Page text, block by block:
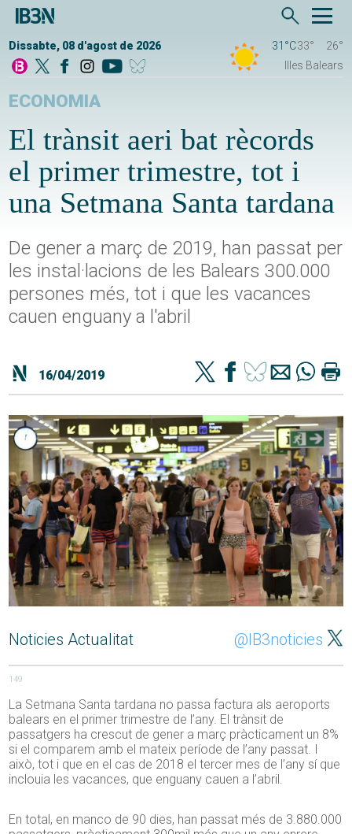
Dissabte, 08 d'agost de 2026 31°C33°
26°
Illes Balears
ECONOMIA
El trànsit aeri bat rècords
el primer trimestre, tot i
una Setmana Santa tardana
De gener a març de 2019, han passat per
les instal·lacions de les Balears 300.000
persones més, tot i que les vacances
cauen enguany a l'abril
16/04/2019
Noticies Actualitat @IB3noticies
149
La Setmana Santa tardana no passa factura als aeroports
balears en el primer trimestre de l’any. El trànsit de
passatgers ha crescut de gener a març pràcticament un 8%
si el comparem amb el mateix període de l’any passat. I
això, tot i que en el cas de 2018 el tercer mes de l’any sí que
inclouia les vacances, que enguany cauen a l’abril.
En total, en manco de 90 dies, han passat més de 3.880.000